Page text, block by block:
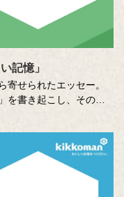
記憶」
寄せられたエッセー。
を書き起こし、そのた